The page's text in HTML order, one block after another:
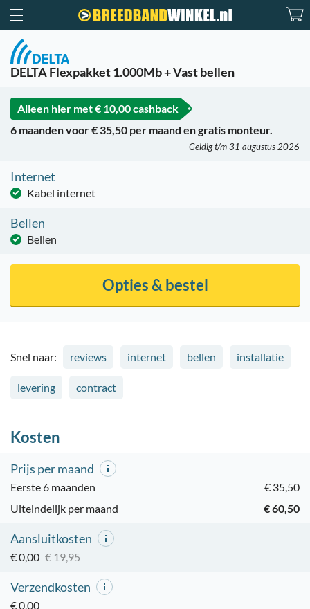
DELTA Flexpakket 1.000Mb + Vast bellen
Alleen hier met€ 10,00 cashback
6 maanden voor € 35,50 per maand en gratis monteur.
Geldig t/m 31 augustus 2026
Internet
Kabel internet
Bellen
Bellen
Opties & bestel
Snel naar: reviews internet bellen installatie
levering contract
Kosten
Prijs per maand
Eerste 6 maanden
€ 35,50
Uiteindelijk per maand
€ 60,50
Aansluitkosten
€ 0,00 € 19,95
Verzendkosten
€ 0,00